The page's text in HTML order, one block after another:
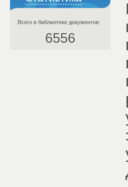
Всего в библиотеке документов:
6556